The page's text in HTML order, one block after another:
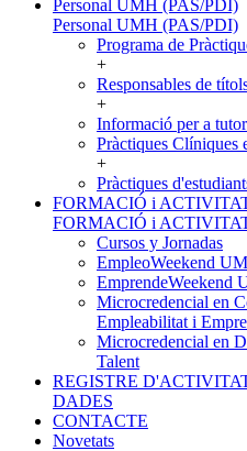
Personal UMH (PAS/PDI)
Personal UMH (PAS/PDI)
Programa de
+
Responsables de
+
Informació per a
Pràctiques Clíniques
+
Pràctiques
FORMACIÓ i
FORMACIÓ i
Cursos y Jornadas
EmpleoWeekend
EmprendeWeekend
Microcredencial en
Empleabilitat i
Microcredencial en
Talent
REGISTRE
DADES
CONTACTE
Novetats